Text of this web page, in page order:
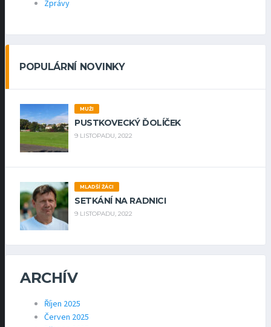
Zprávy
POPULÁRNÍ NOVINKY
MUŽI
PUSTKOVECKÝ ĎOLÍČEK
9 LISTOPADU, 2022
MLADŠÍ ŽÁCI
SETKÁNÍ NA RADNICI
9 LISTOPADU, 2022
ARCHÍV
Říjen 2025
Červen 2025